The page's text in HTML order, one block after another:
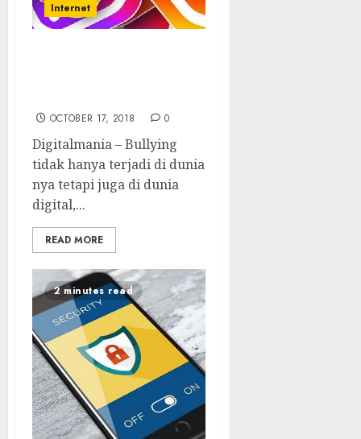
Internet
OCTOBER 17, 2018 0
Digitalmania – Bullying
tidak hanya terjadi di dunia
nya tetapi juga di dunia
digital,...
READ MORE
2 minutes read